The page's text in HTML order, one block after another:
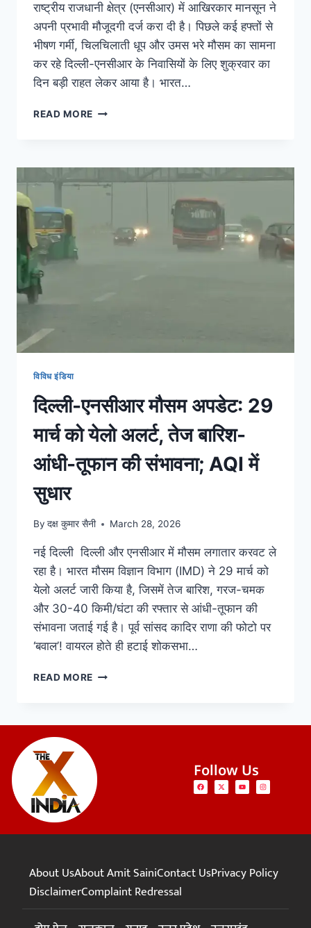
राष्ट्रीय राजधानी क्षेत्र (एनसीआर) में आखिरकार मानसून ने
अपनी प्रभावी मौजूदगी दर्ज करा दी है। पिछले कई हफ्तों से
भीषण गर्मी, चिलचिलाती धूप और उमस भरे मौसम का सामना
कर रहे दिल्ली-एनसीआर के निवासियों के लिए शुक्रवार का
दिन बड़ी राहत लेकर आया है। भारत…
READ MORE
विविध इंडिया
दिल्ली-एनसीआर मौसम अपडेट: 29
मार्च को येलो अलर्ट, तेज बारिश-
आंधी-तूफान की संभावना; AQI में
सुधार
By दक्ष कुमार सैनी March 28, 2026
नई दिल्ली दिल्ली और एनसीआर में मौसम लगातार करवट ले
रहा है। भारत मौसम विज्ञान विभाग (IMD) ने 29 मार्च को
येलो अलर्ट जारी किया है, जिसमें तेज बारिश, गरज-चमक
और 30-40 किमी/घंटा की रफ्तार से आंधी-तूफान की
संभावना जताई गई है। पूर्व सांसद कादिर राणा की फोटो पर
‘बवाल’! वायरल होते ही हटाई शोकसभा…
READ MORE
Follow Us
About UsAbout Amit SainiContact UsPrivacy Policy
DisclaimerComplaint Redressal